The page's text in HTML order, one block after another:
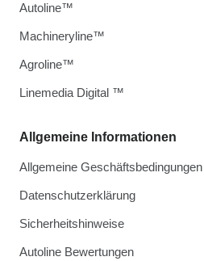
Allgemeine Informationen
Allgemeine Geschäftsbedingungen
Datenschutzerklärung
Sicherheitshinweise
Autoline Bewertungen
Autoline™
Machineryline™
Agroline™
Linemedia Digital ™